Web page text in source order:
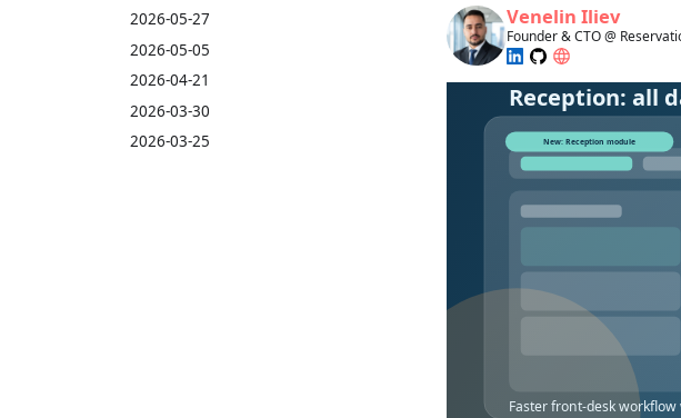
2026-05-27
2026-05-05
2026-04-21
2026-03-30
2026-03-25
Venelin Iliev
Founder & CTO @